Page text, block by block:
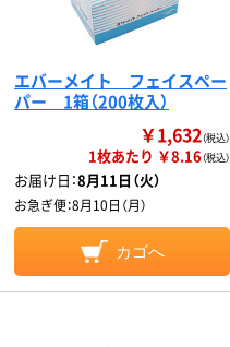
エバーメイト フェイスペー
パー 1箱（200枚入）
￥1,632（税込）
1枚あたり ￥8.16（税込）
お届け日：8月11日（火）
お急ぎ便：8月10日（月）
カゴへ